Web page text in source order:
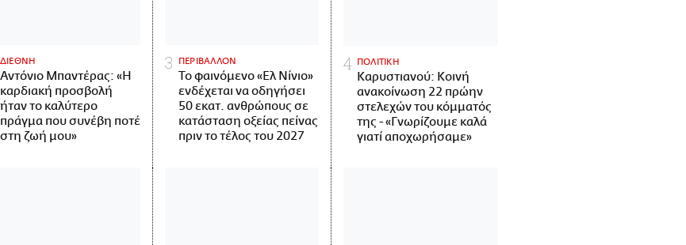
ΔΙΕΘΝΗ
Αντόνιο Μπαντέρας: «Η
καρδιακή προσβολή
ήταν το καλύτερο
πράγμα που συνέβη ποτέ
στη ζωή μου»
ΠΕΡΙΒΑΛΛΟΝ
Το φαινόμενο «Ελ Νίνιο»
ενδέχεται να οδηγήσει
50 εκατ. ανθρώπους σε
κατάσταση οξείας πείνας
πριν το τέλος του 2027
ΠΟΛΙΤΙΚΗ
Καρυστιανού: Κοινή
ανακοίνωση 22 πρώην
στελεχών του κόμματός
της - «Γνωρίζουμε καλά
γιατί αποχωρήσαμε»